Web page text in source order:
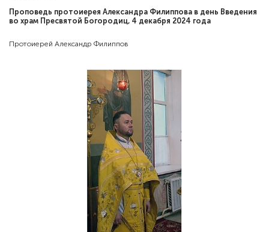
Проповедь протоиерея Александра Филиппова в день Введения
во храм Пресвятой Богородиц, 4 декабря 2024 года
Протоиерей Александр Филиппов